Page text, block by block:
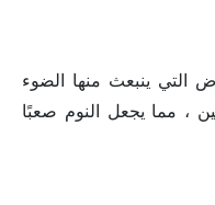
التي ينبعث منها الضوء
، مما يجعل النوم صعبًا